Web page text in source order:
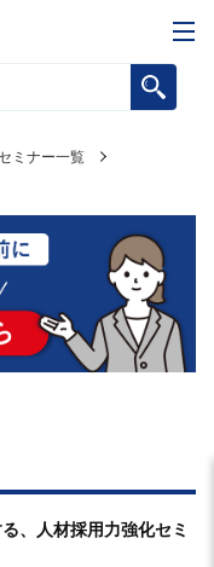
ミナー一覧
、人材採用力強化セミ